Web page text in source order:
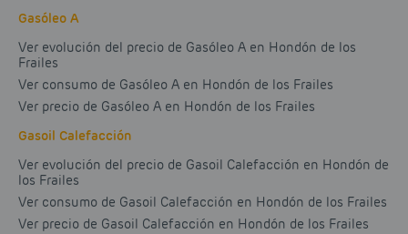
Gasóleo A
Ver evolución del precio de Gasóleo A en Hondón de los
Frailes
Ver consumo de Gasóleo A en Hondón de los Frailes
Ver precio de Gasóleo A en Hondón de los Frailes
Gasoil Calefacción
Ver evolución del precio de Gasoil Calefacción en Hondón de
los Frailes
Ver consumo de Gasoil Calefacción en Hondón de los Frailes
Ver precio de Gasoil Calefacción en Hondón de los Frailes